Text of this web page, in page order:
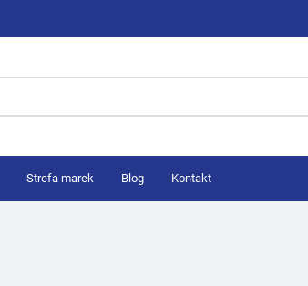
Strefa marek Blog Kontakt